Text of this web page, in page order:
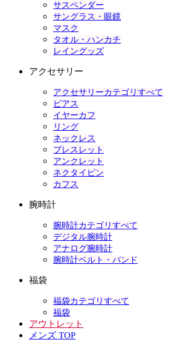
サスペンダー
サングラス・眼鏡
マスク
タオル・ハンカチ
レイングッズ
アクセサリー
アクセサリーカテゴリすべて
ピアス
イヤーカフ
リング
ネックレス
ブレスレット
アンクレット
ネクタイピン
カフス
腕時計
腕時計カテゴリすべて
デジタル腕時計
アナログ腕時計
腕時計ベルト・バンド
福袋
福袋カテゴリすべて
福袋
アウトレット
メンズ TOP